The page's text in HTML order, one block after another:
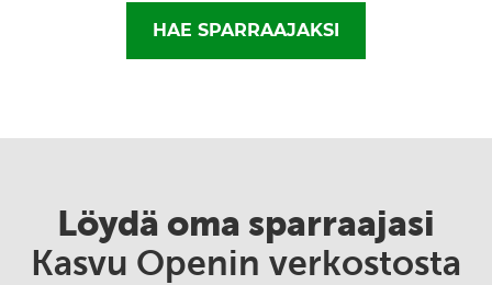
HAE SPARRAAJAKSI
Löydä oma sparraajasi
Kasvu Openin verkostosta